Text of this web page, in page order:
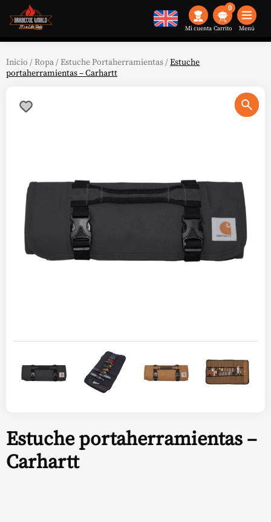
Mi cuenta
0
Menú
Inicio /Ropa /Estuche Portaherramientas /Estuche
portaherramientas – Carhartt
Estuche portaherramientas –
Carhartt